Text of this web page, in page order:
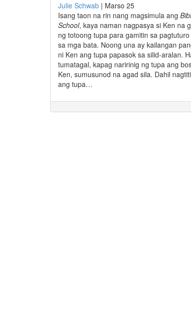
Julie Schwab | Marso 25
Isang taon na rin nang magsimula ang
School, kaya naman nagpasya si Ken na
ng totoong tupa para gamitin sa
sa mga bata. Noong una ay kailangan
ni Ken ang tupa papasok sa silid-aralan.
tumatagal, kapag naririnig ng tupa ang
Ken, sumusunod na agad sila. Dahil
ang tupa…